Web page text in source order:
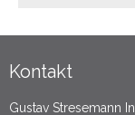
Kontakt
Gustav Stresemann